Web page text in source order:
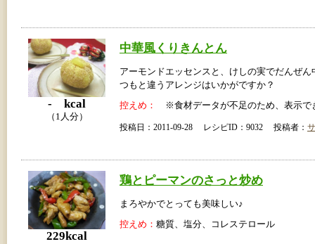
- kcal
（1人分）
中華風くりきんとん
アーモンドエッセンスと、けしの実でだんぜん
つもと違うアレンジはいかがですか？
控えめ： ※食材データが不足のため、表示で
投稿日：2011-09-28 レシピID：9032 投稿者：
229kcal
鶏とピーマンのさっと炒め
まろやかでとっても美味しい♪
控えめ： 糖質、塩分、コレステロール